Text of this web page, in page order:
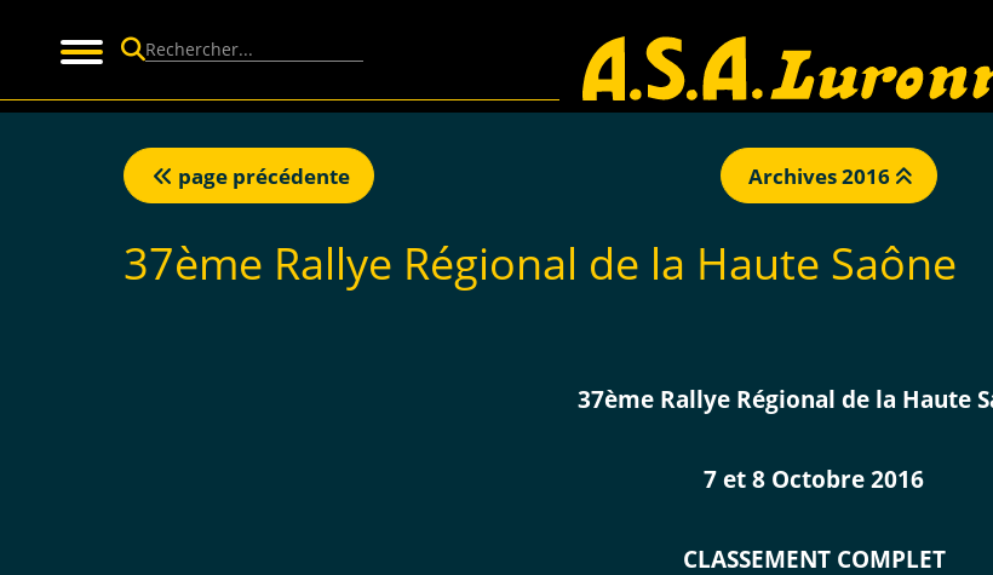
page précédente Archives 2016
37ème Rallye Régional de la Haute Saône
37ème Rallye Régional de la Haute
7 et 8 Octobre 2016
CLASSEMENT COMPLET